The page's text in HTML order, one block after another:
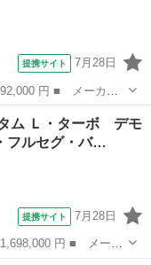
提携サイト 7月28日
ード名： Ｌホンダ
ックカメラ・シート
ム Ｌ・ターボ デモ
フルセグ・バ…
提携サイト 7月28日
ム ■ グレード